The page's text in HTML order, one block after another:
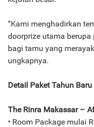
“Kami menghadirkan
doorprize utama
bagi tamu yang
ungkapnya.
Detail Paket Tahun Baru
The Rinra Makassar –
• Room Package mulai